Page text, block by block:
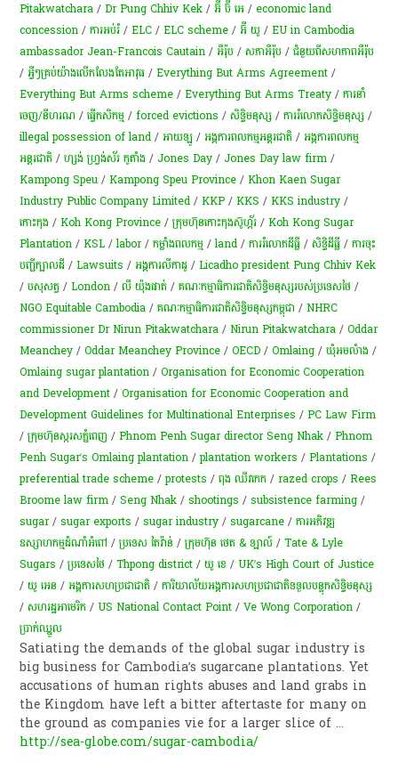
Pitakwatchara /Dr Pung Chhiv Kek /អ៊ី ប៊ី អេ / economic land
concession /ការអប់រំ /ELC /ELC scheme /អ៊ី យូ /EU in Cambodia
ambassador Jean-Francois Cautain /អឺរ៉ុប /សភាអឺរ៉ុប /ជំនួយពីសហភាពអឺរ៉ុប
/អ្វីៗ​គ្រប់​យ៉ាង​លើក​លែង​តែ​អាវុធ /Everything But Arms Agreement /
Everything But Arms scheme /Everything But Arms Treaty /ការនាំ
ចេញ/នីហរណ /ធ្វើកសិកម្ម /forced evictions /សិទ្ធិមនុស្ស /ការរំលោភសិទ្ធិមនុស្ស​ /
illegal possession of land /អាយឡូ /អង្គការពលកម្មអន្តរជាតិ /​អង្គការ​ពលកម្ម​
អន្តរជាតិ /ហ្សង់ ហ្វ្រង់ស័រ កូតាំង/Jones Day /Jones Day law firm /
Kampong Speu /Kampong Speu Province /Khon Kaen Sugar
Industry Public Company Limited /KKP /KKS /KKS industry /
កោះកុង /Koh Kong Province /ក្រុមហ៊ុន​កោះកុង​ស៊ូហ្គ័រ /Koh Kong Sugar
Plantation /KSL /labor/កម្លាំងពលកម្ម /land /ការ​រំលោភ​ដីធ្លី​ /សិទ្ធិ​ដីធ្លី /ការចុះ
បញ្ជីក្បាលដី /Lawsuits /អង្គការលីកាដូ /Licadho president Pung Chhiv Kek
/បសុសត្វ /London /លី យ៉ុងផាត់ /គណៈកម្មាធិការ​ជាតិ​សិទ្ធិ​មនុស្សរបស់​ប្រទេសថៃ /
NGO Equitable Cambodia /គណៈកម្មាធិការជាតិសិទ្ធិមនុស្សកម្ពុជា /NHRC
commissioner Dr Nirun Pitakwatchara /Nirun Pitakwatchara /Oddar
Meanchey /Oddar Meanchey Province /OECD /Omlaing /ឃុំ​អម​លំាង /
Omlaing sugar plantation /Organisation for Economic Cooperation
and Development /Organisation for Economic Cooperation and
Development Guidelines for Multinational Enterprises /PC Law Firm
/ក្រុម​ហ៊ុន​ស្ករសភ្នំពេញ /Phnom Penh Sugar director Seng Nhak /Phnom
Penh Sugar’s Omlaing plantation /plantation workers /Plantations /
preferential trade scheme /protests /ពុង ឈីវ​​​កេក /razed crops /Rees
Broome law firm /Seng Nhak /shootings /subsistence farming /
sugar/sugar exports /sugar industry /sugarcane /ការ​អភិវឌ្ឍ​
ឧស្សាហកម្ម​ដំណាំ​អំពៅ /ប្រទេស តៃវ៉ាន់ /ក្រុមហ៊ុន ថេត & ឡាល៍ /Tate & Lyle
Sugars /ប្រទេសថៃ /Thpong district /យូ​ ខេ /UK’s High Court of Justice
/យូ អេន /អង្គការសហប្រជាជាតិ /ការិយាល័យ​អង្គការសហប្រជាជាតិ​ទទួល​បន្ទុក​សិទ្ធិ​មនុស្ស​
/សហរដ្ឋអាមេរិក /US National Contact Point /Ve Wong Corporation /
ប្រាក់​ឈ្នួល
Satiating the demands of the global sugar industry is
big business for Cambodia’s sugarcane plantations. Yet
accusations of human rights abuses and land grabs in
the Kingdom have left a bitter aftertaste for many on
the ground as companies vie for a larger slice of...
http://sea-globe.com/sugar-cambodia/